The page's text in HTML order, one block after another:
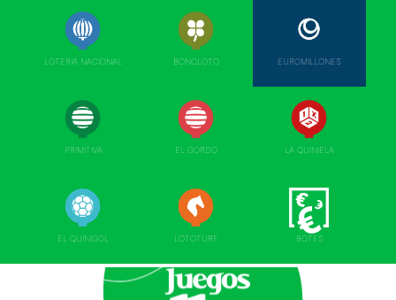
LOTERIA NACIONAL BONOLOTO EUROMILLONES
PRIMITIVA EL GORDO LA QUINIELA
EL QUINIGOL LOTOTURF BOTES